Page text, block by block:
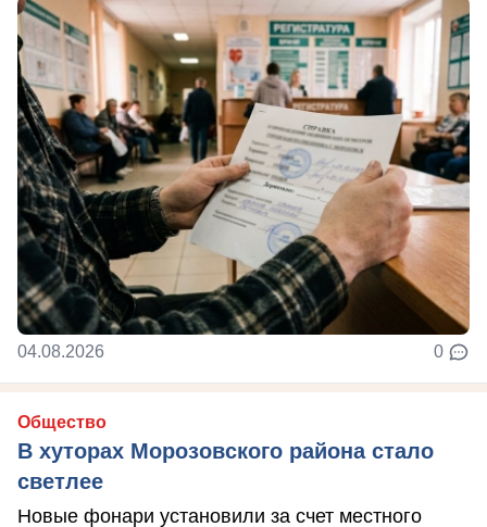
04.08.2026 0
Общество
В хуторах Морозовского района стало
светлее
Новые фонари установили за счет местного